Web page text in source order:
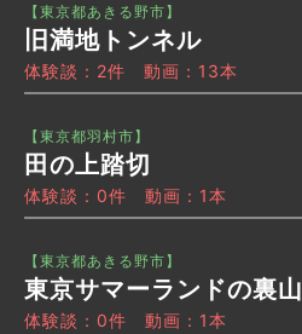
【東京都あきる野市】
旧満地トンネル
体験談：2件 動画：13本
【東京都羽村市】
田の上踏切
体験談：0件 動画：1本
【東京都あきる野市】
東京サマーランドの裏山
体験談：0件 動画：1本